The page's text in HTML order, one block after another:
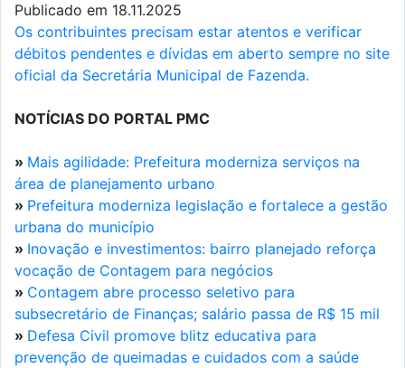
Publicado em 18.11.2025
Os contribuintes precisam estar atentos e verificar
débitos pendentes e dívidas em aberto sempre no site
oficial da Secretária Municipal de Fazenda.
NOTÍCIAS DO PORTAL PMC
» Mais agilidade: Prefeitura moderniza serviços na
área de planejamento urbano
» Prefeitura moderniza legislação e fortalece a gestão
urbana do município
» Inovação e investimentos: bairro planejado reforça
vocação de Contagem para negócios
» Contagem abre processo seletivo para
subsecretário de Finanças; salário passa de R$ 15 mil
» Defesa Civil promove blitz educativa para
prevenção de queimadas e cuidados com a saúde